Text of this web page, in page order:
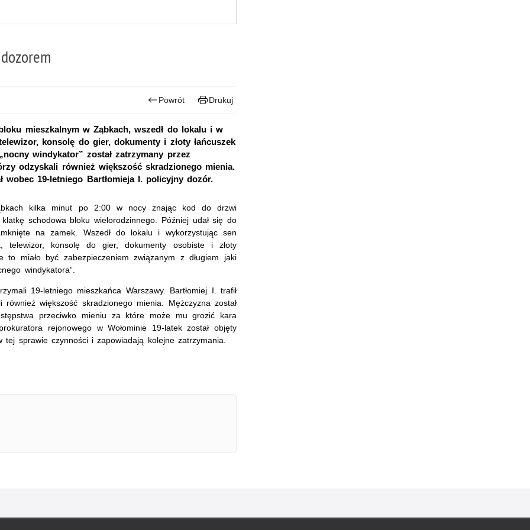
Powrót Drukuj
mieszkalnym w Ząbkach, wszedł do lokalu i w
konsolę do gier, dokumenty i złoty łańcuszek
windykator” został zatrzymany przez
odzyskali również większość skradzionego mienia.
wobec 19-letniego Bartłomieja I. policyjny dozór.
kilka minut po 2:00 w nocy znając kod do drzwi
schodowa bloku wielorodzinnego. Później udał się do
na zamek. Wszedł do lokalu i wykorzystując sen
telewizor, konsolę do gier, dokumenty osobiste i złoty
to miało być zabezpieczeniem związanym z długiem jaki
windykatora”.
19-letniego mieszkańca Warszawy. Bartłomiej I. trafił
większość skradzionego mienia. Mężczyzna został
przeciwko mieniu za które może mu grozić kara
rejonowego w Wołominie 19-latek został objęty
sprawie czynności i zapowiadają kolejne zatrzymania.